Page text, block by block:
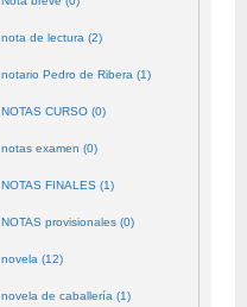
nota de lectura (2)
notario Pedro de Ribera (1)
NOTAS CURSO (0)
notas examen (0)
NOTAS FINALES (1)
NOTAS provisionales (0)
novela (12)
novela de caballería (1)